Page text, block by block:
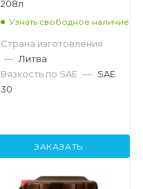
208л
Узнать свободное наличие
Страна изготовления
— Литва
Вязкость по SAE — SAE
30
ЗАКАЗАТЬ